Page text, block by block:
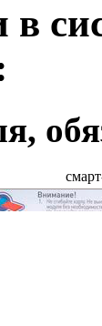
в